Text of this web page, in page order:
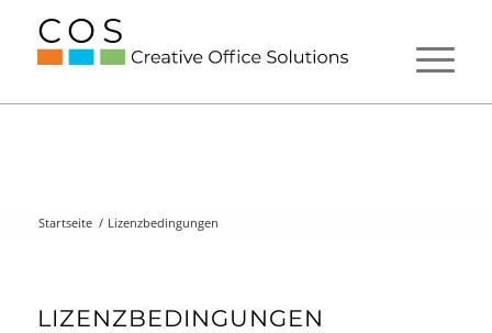
Startseite / Lizenzbedingungen
LIZENZBEDINGUNGEN